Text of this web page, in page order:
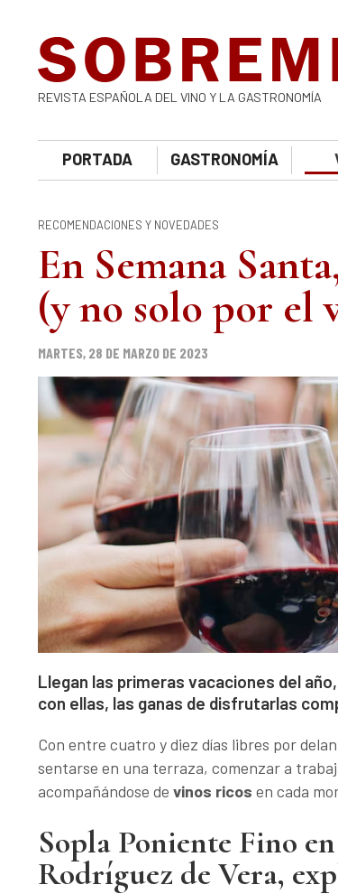
REVISTA ESPAÑOLA DEL VINO Y LA GASTRONOMÍA
PORTADA GASTRONOMÍA
RECOMENDACIONES Y NOVEDADES
En Semana
(y no solo por el
MARTES, 28 DE MARZO DE 2023
Llegan las primeras vacaciones del
con ellas, las ganas de disfrutarlas
Con entre cuatro y diez días libres por
sentarse en una terraza, comenzar a
acompañándose de vinos ricos en cada
Sopla Poniente Fino
Rodríguez de Vera,